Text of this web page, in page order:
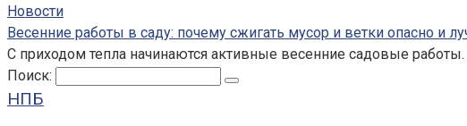
Новости
Весенние работы в саду: почему сжигать мусор и ветки опасно и
С приходом тепла начинаются активные весенние садовые
Поиск:
НПБ